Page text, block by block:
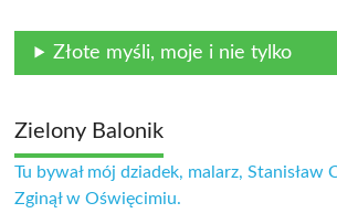
Złote myśli, moje i nie tylko
Zielony Balonik
Tu bywał mój dziadek, malarz, Stanisław
Zginął w Oświęcimiu.